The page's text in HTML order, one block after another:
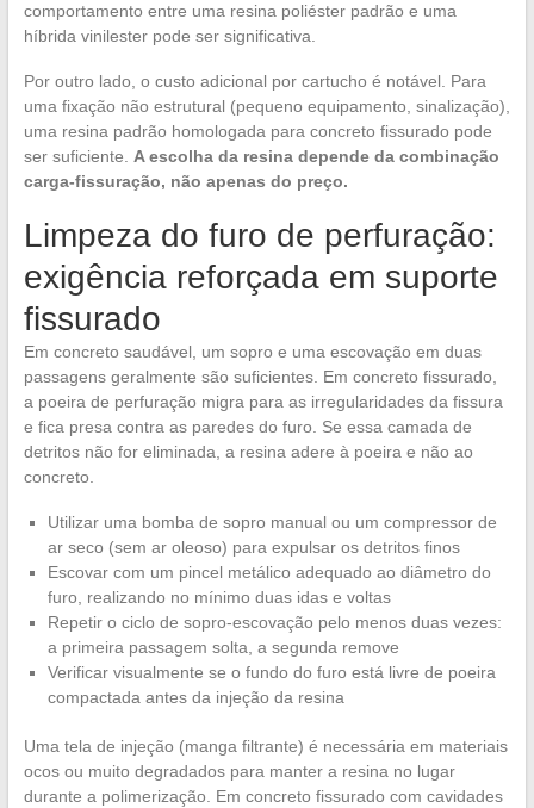
comportamento entre uma resina poliéster padrão e uma
híbrida vinilester pode ser significativa.
Por outro lado, o custo adicional por cartucho é notável. Para
uma fixação não estrutural (pequeno equipamento, sinalização),
uma resina padrão homologada para concreto fissurado pode
ser suficiente. A escolha da resina depende da combinação
carga-fissuração, não apenas do preço.
Limpeza do furo de perfuração:
exigência reforçada em suporte
fissurado
Em concreto saudável, um sopro e uma escovação em duas
passagens geralmente são suficientes. Em concreto fissurado,
a poeira de perfuração migra para as irregularidades da fissura
e fica presa contra as paredes do furo. Se essa camada de
detritos não for eliminada, a resina adere à poeira e não ao
concreto.
Utilizar uma bomba de sopro manual ou um compressor de
ar seco (sem ar oleoso) para expulsar os detritos finos
Escovar com um pincel metálico adequado ao diâmetro do
furo, realizando no mínimo duas idas e voltas
Repetir o ciclo de sopro-escovação pelo menos duas vezes:
a primeira passagem solta, a segunda remove
Verificar visualmente se o fundo do furo está livre de poeira
compactada antes da injeção da resina
Uma tela de injeção (manga filtrante) é necessária em materiais
ocos ou muito degradados para manter a resina no lugar
durante a polimerização. Em concreto fissurado com cavidades